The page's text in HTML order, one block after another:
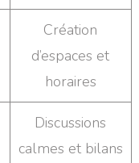
Création
d’espaces et
horaires
Discussions
calmes et bilans